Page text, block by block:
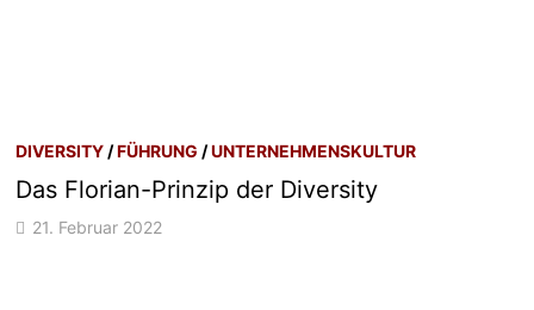
DIVERSITY /FÜHRUNG /UNTERNEHMENSKULTUR
Das Florian-Prinzip der Diversity
21. Februar 2022